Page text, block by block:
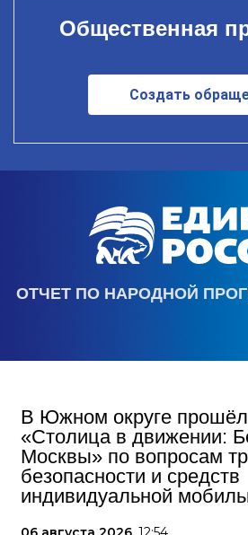
Общественная
Создать
ОТЧЕТ ПО НАРОДНОЙ
В Южном округе прошёл
«Столица в движении:
Москвы» по вопросам
безопасности и средств
индивидуальной